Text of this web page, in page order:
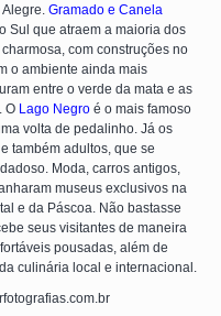
Alegre. Gramado e Canela
Sul que atraem a maioria dos
com construções no
o ambiente ainda mais
entre o verde da mata e as
O Lago Negro é o mais famoso
volta de pedalinho. Já os
também adultos, que se
Moda, carros antigos,
museus exclusivos na
e da Páscoa. Não bastasse
seus visitantes de maneira
pousadas, além de
culinária local e internacional.